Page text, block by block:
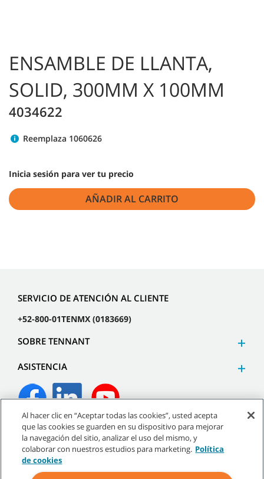
ENSAMBLE DE LLANTA,
SOLID, 300MM X 100MM
4034622
Reemplaza 1060626
Inicia sesión para ver tu precio
AÑADIR AL CARRITO
SERVICIO DE ATENCIÓN AL CLIENTE
+52-800-01TENMX (0183669)
SOBRE TENNANT
ASISTENCIA
©2026 Tennant Company. Todos los derechos reservados.
Al hacer clic en “Aceptar todas las cookies”, usted acepta
que las cookies se guarden en su dispositivo para mejorar
la navegación del sitio, analizar el uso del mismo, y
colaborar con nuestros estudios para marketing. Política
de cookies